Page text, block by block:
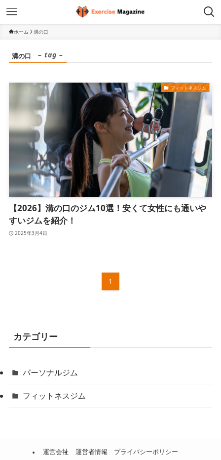
ホーム 溝の口
溝の口 – tag –
フィットネスジム
【2026】溝の口のジム10選！安くて女性にも通いや
すいジムを紹介！
2025年3月4日
1
カテゴリー
パーソナルジム
フィットネスジム
運営会社 運営者情報 プライバシーポリシー